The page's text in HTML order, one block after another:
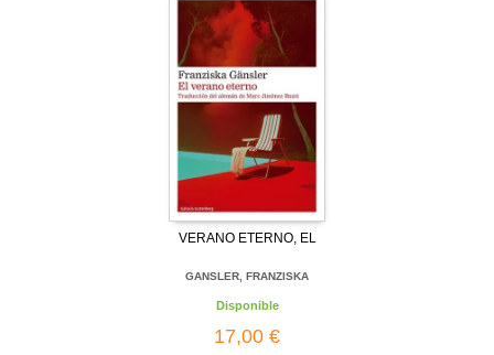
VERANO ETERNO, EL
GANSLER, FRANZISKA
Disponible
17,00 €